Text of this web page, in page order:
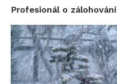
Profesionál o zálohování